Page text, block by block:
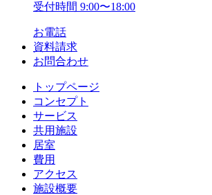
受付時間 9:00〜18:00
お電話
資料請求
お問合わせ
トップページ
コンセプト
サービス
共用施設
居室
費用
アクセス
施設概要